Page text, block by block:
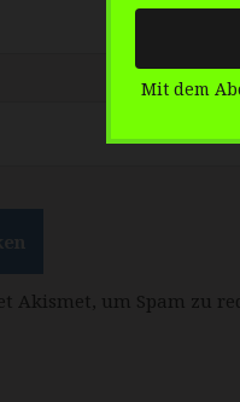
Akismet, um Spam zu
Mit dem